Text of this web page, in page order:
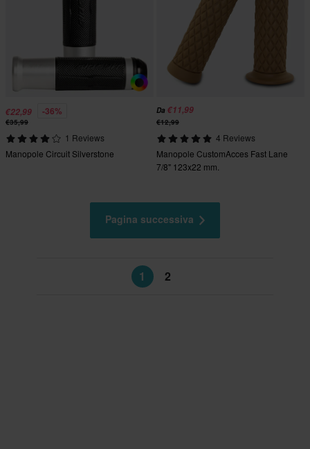
€22,99 -36%
€35,99
1 Reviews
Manopole Circuit Silverstone
Da €11,99
€12,99
4 Reviews
Manopole CustomAcces Fast Lane
7/8" 123x22 mm.
Pagina successiva
1 2